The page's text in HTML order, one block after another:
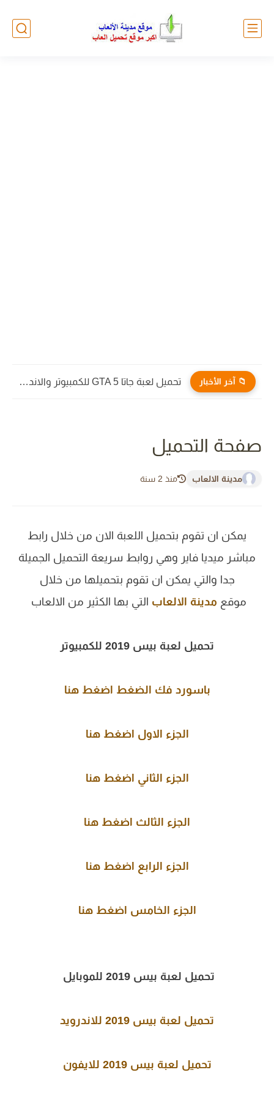
📁 آخر الأخبار تحميل لعبة جاتا GTA 5 للكمبيوتر والاندرويد من ميديا فاير
صفحة التحميل
مدينة الالعاب منذ 2 سنة
يمكن ان تقوم بتحميل اللعبة الان من خلال رابط
مباشر ميديا فاير وهي روابط سريعة التحميل الجميلة
جدا والتي يمكن ان تقوم بتحميلها من خلال
موقع مدينة الالعاب التي بها الكثير من الالعاب
تحميل لعبة بيس 2019 للكمبيوتر
باسورد فك الضغط اضغط هنا
الجزء الاول اضغط هنا
الجزء الثاني اضغط هنا
الجزء الثالث اضغط هنا
الجزء الرابع اضغط هنا
الجزء الخامس اضغط هنا
تحميل لعبة بيس 2019 للموبايل
تحميل لعبة بيس 2019 للاندرويد
تحميل لعبة بيس 2019 للايفون